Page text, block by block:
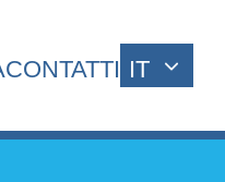
CONTATTI IT